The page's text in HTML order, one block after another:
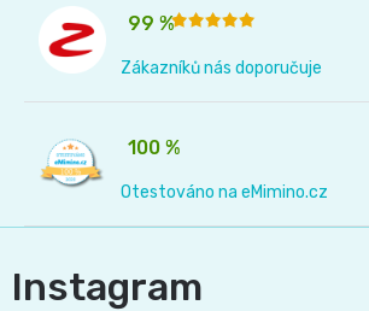
99 %
Zákazníků nás doporučuje
100 %
Otestováno na eMimino.cz
Instagram